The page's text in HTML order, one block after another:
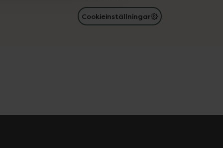
Cookieinställningar